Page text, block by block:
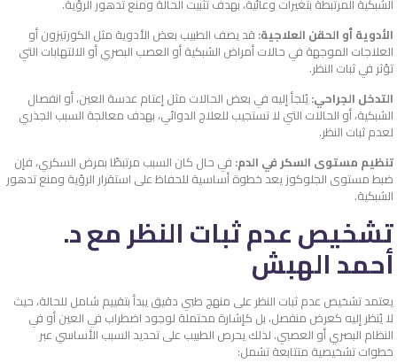
الشبكية المرتبطة بتغيرات وعائية، بهدف تثبيت الحالة ومنع تدهور الرؤية.
الأدوية أو الحقن العلاجية: قد يصف الطبيب بعض الأدوية مثل الكورتيزون أو
العلاجات الموجهة في حالات أمراض الشبكية أو العصب البصري أو الالتهابات التي
تؤثر في ثبات النظر.
التدخل الجراحي:يُلجأ إليه في بعض الحالات مثل إعتام عدسة العين، أو انفصال
الشبكية، أو الحالات التي لا تستجيب للعلاج الدوائي، بهدف معالجة السبب الجذري
لعدم ثبات النظر.
تنظيم مستوى السكر في الدم: في حال كان السبب مرتبطًا بمرض السكري، فإن
ضبط مستوى الجلوكوز يعد خطوة أساسية للحفاظ على استقرار الرؤية ومنع تدهور
الشبكية.
تشخيص عدم ثبات النظر مع د.
أحمد الهبش
يعتمد تشخيص عدم ثبات النظر على منهج طبي دقيق يبدأ بتقييم شامل للحالة، حيث
لا يُنظر إليه كعرض منفصل، بل كإشارة محتملة لوجود اضطراب في العين أو في
النظام البصري أو العصبي. لذلك يحرص الطبيب على تحديد السبب الأساسي عبر
خطوات تشخيصية متتابعة تشمل: